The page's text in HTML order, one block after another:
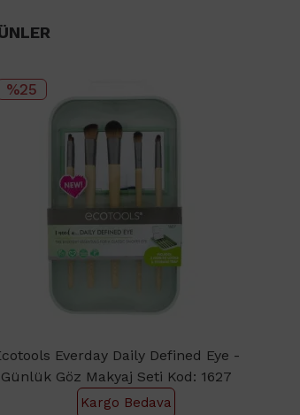
%25
Everday Daily Defined Eye -
Günlük Göz Makyaj Seti Kod: 1627
Kargo Bedava